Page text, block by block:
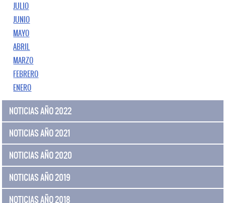
JULIO
JUNIO
MAYO
ABRIL
MARZO
FEBRERO
ENERO
NOTICIAS AÑO 2022
NOTICIAS AÑO 2021
NOTICIAS AÑO 2020
NOTICIAS AÑO 2019
NOTICIAS AÑO 2018